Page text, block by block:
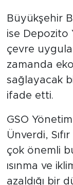
Büyükşehir
ise Depozito
çevre
zamanda
sağlayacak
ifade etti.
GSO
Ünverdi,
çok önemli
ısınma ve
azaldığı bir